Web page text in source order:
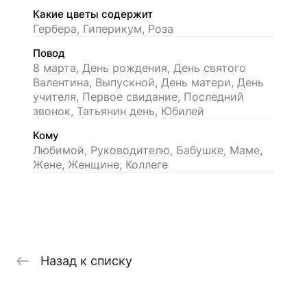
Какие цветы содержит
Гербера, Гиперикум, Роза
Повод
8 марта, День рождения, День святого
Валентина, Выпускной, День матери, День
учителя, Первое свидание, Последний
звонок, Татьянин день, Юбилей
Кому
Любимой, Руководителю, Бабушке, Маме,
Жене, Женщине, Коллеге
Назад к списку